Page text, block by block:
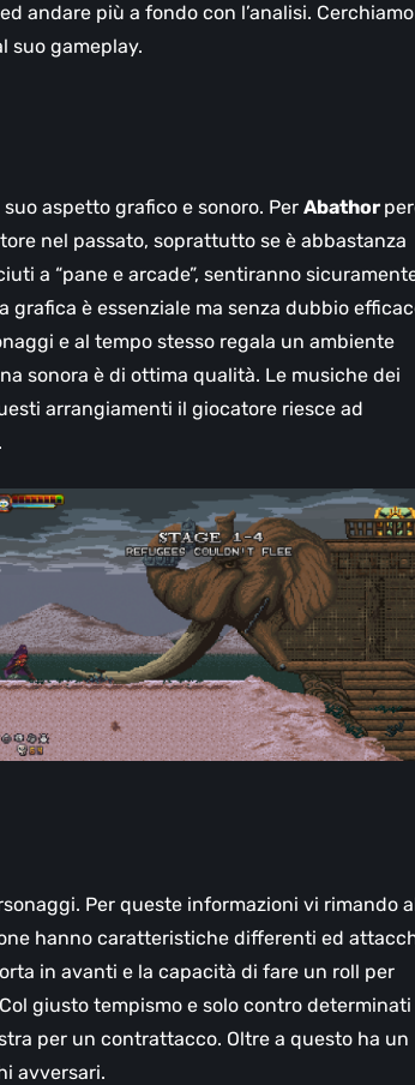
andare più a fondo con l’analisi.
suo gameplay.
aspetto grafico e sonoro. Per Abathor
nel passato, soprattutto se è abbastanza
a “pane e arcade”, sentiranno
grafica è essenziale ma senza dubbio
e al tempo stesso regala un ambiente
sonora è di ottima qualità. Le musiche dei
arrangiamenti il giocatore riesce ad
.
Per queste informazioni vi rimando
hanno caratteristiche differenti ed
in avanti e la capacità di fare un roll per
giusto tempismo e solo contro determinati
per un contrattacco. Oltre a questo ha un
avversari.